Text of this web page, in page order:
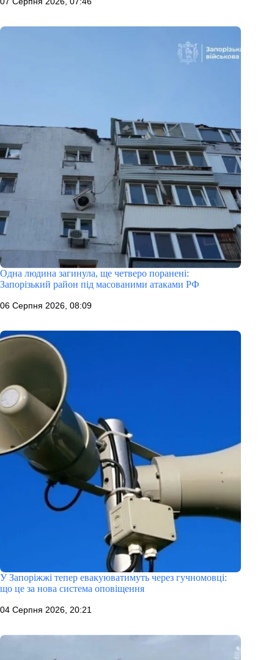
Одна людина загинула, ще четверо поранені:
Запорізький район під масованими атаками РФ
06 Серпня 2026, 08:09
У Запоріжжі тепер евакуюватимуть через гучномовці:
що це за нова система оповіщення
04 Серпня 2026, 20:21